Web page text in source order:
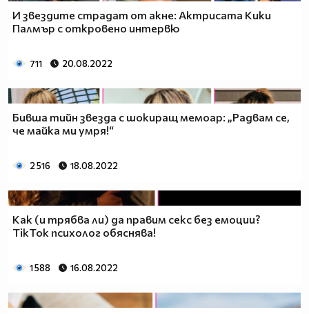
И звездите страдат от акне: Актрисата Кики
Палмър с откровено интервю
711 20.08.2022
Бивша тийн звезда с шокиращ мемоар: „Радвам се,
че майка ми умря!“
2 516 18.08.2022
Как (и трябва ли) да правим секс без емоции?
TikTok психолог обяснява!
1 588 16.08.2022